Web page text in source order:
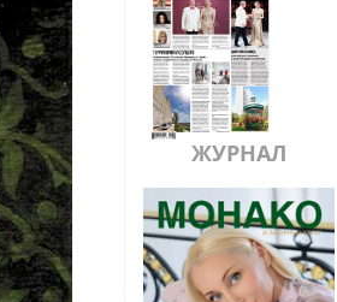
ЖУРНАЛ